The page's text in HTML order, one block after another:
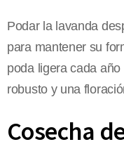
Podar la lavanda
para mantener su
poda ligera cada
robusto y una
Cosecha